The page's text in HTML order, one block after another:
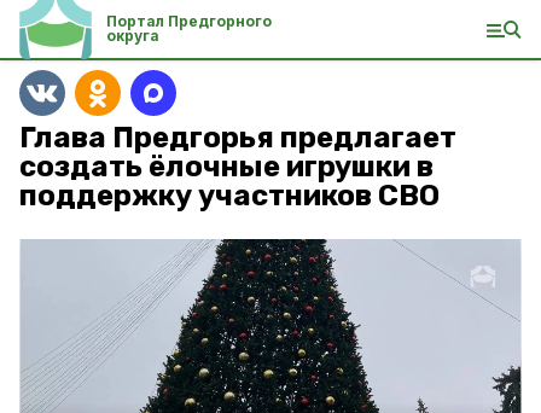
Портал Предгорного
округа
Глава Предгорья предлагает
создать ёлочные игрушки в
поддержку участников СВО